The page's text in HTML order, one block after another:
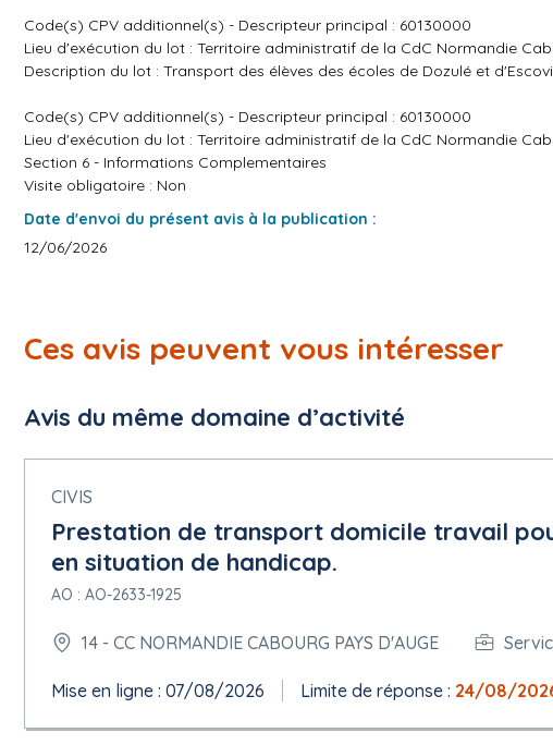
Code(s) CPV additionnel(s) - Descripteur principal : 60130000
Lieu d'exécution du lot : Territoire administratif de la CdC Normandie
Description du lot : Transport des élèves des écoles de Dozulé et
Code(s) CPV additionnel(s) - Descripteur principal : 60130000
Lieu d'exécution du lot : Territoire administratif de la CdC Normandie
Section 6 - Informations Complementaires
Visite obligatoire : Non
Date d'envoi du présent avis à la publication :
12/06/2026
Ces avis peuvent vous intéresser
Avis du même domaine d’activité
CIVIS
Prestation de transport domicile travail
en situation de handicap.
AO : AO-2633-1925
14 - CC NORMANDIE CABOURG PAYS D'AUGE
Mise en ligne : 07/08/2026 Limite de réponse : 24/08/